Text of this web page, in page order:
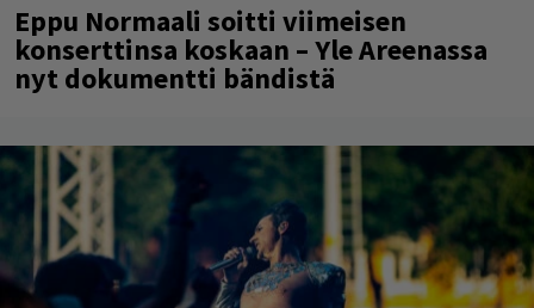
Eppu Normaali soitti viimeisen
konserttinsa koskaan – Yle Areenassa
nyt dokumentti bändistä